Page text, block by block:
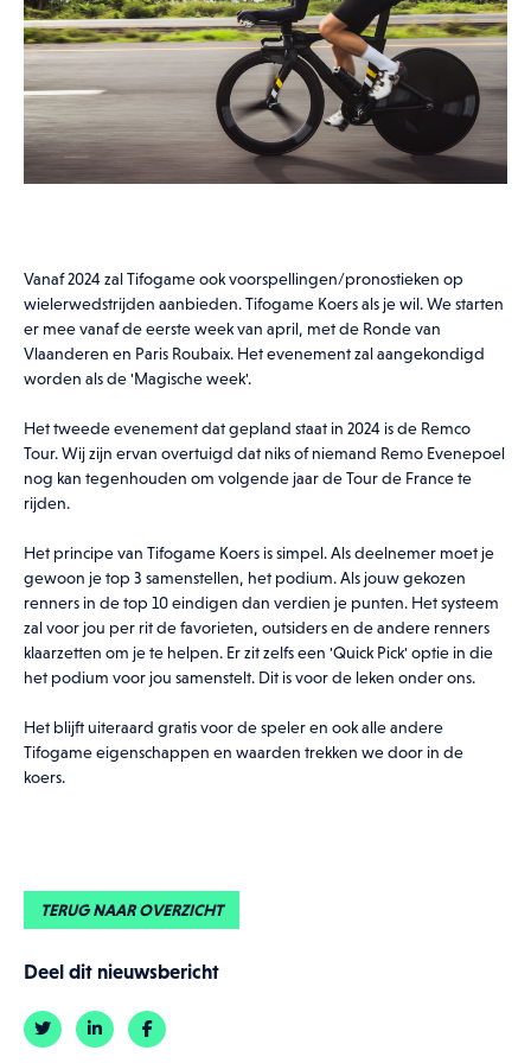
Vanaf 2024 zal Tifogame ook voorspellingen/pronostieken op
wielerwedstrijden aanbieden. Tifogame Koers als je wil. We starten
er mee vanaf de eerste week van april, met de Ronde van
Vlaanderen en Paris Roubaix. Het evenement zal aangekondigd
worden als de 'Magische week'.
Het tweede evenement dat gepland staat in 2024 is de Remco
Tour. Wij zijn ervan overtuigd dat niks of niemand Remo Evenepoel
nog kan tegenhouden om volgende jaar de Tour de France te
rijden.
Het principe van Tifogame Koers is simpel. Als deelnemer moet je
gewoon je top 3 samenstellen, het podium. Als jouw gekozen
renners in de top 10 eindigen dan verdien je punten. Het systeem
zal voor jou per rit de favorieten, outsiders en de andere renners
klaarzetten om je te helpen. Er zit zelfs een 'Quick Pick' optie in die
het podium voor jou samenstelt. Dit is voor de leken onder ons.
Het blijft uiteraard gratis voor de speler en ook alle andere
Tifogame eigenschappen en waarden trekken we door in de
koers.
TERUG NAAR OVERZICHT
Deel dit nieuwsbericht
04.04.27
DE RONDE VAN VLAANDEREN
WEDSTRIJD